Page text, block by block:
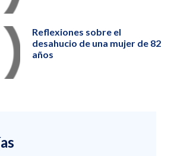
Reflexiones sobre el
desahucio de una mujer de 82
años